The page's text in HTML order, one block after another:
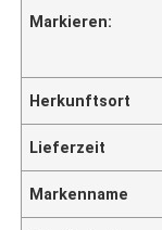
Markieren:
Herkunftsort
Lieferzeit
Markenname